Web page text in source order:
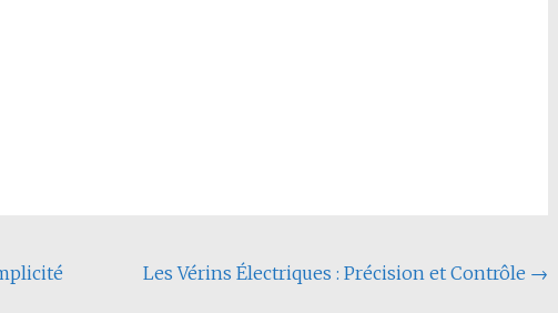
Les Vérins Électriques : Précision et Contrôle →